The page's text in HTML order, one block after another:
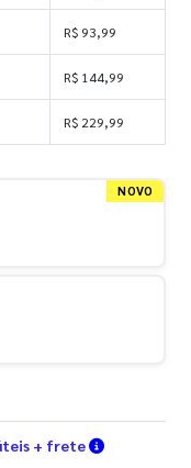
R$ 93,99
R$ 144,99
R$ 229,99
NOVO
+ frete Verifique